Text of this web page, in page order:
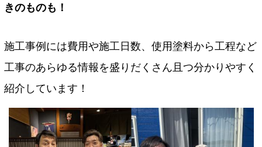
きのものも！
施工事例には費用や施工日数、使用塗料から工程など
工事のあらゆる情報を盛りだくさん且つ分かりやすく
紹介しています！